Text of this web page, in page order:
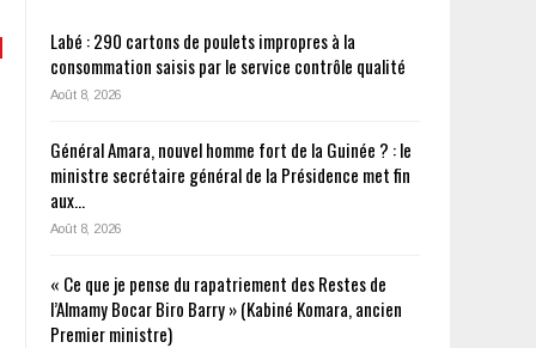
Labé : 290 cartons de poulets impropres à la
consommation saisis par le service contrôle qualité
Août 8, 2026
Général Amara, nouvel homme fort de la Guinée ? : le
ministre secrétaire général de la Présidence met fin
aux…
Août 8, 2026
« Ce que je pense du rapatriement des Restes de
l’Almamy Bocar Biro Barry » (Kabiné Komara, ancien
Premier ministre)